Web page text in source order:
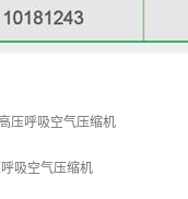
压呼吸空气压缩机
吸空气压缩机